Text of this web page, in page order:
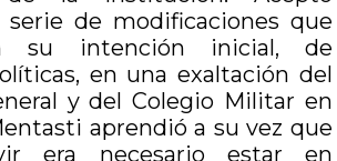
serie de modificaciones que
su intención inicial, de
en una exaltación del
y del Colegio Militar en
aprendió a su vez que
era necesario estar en